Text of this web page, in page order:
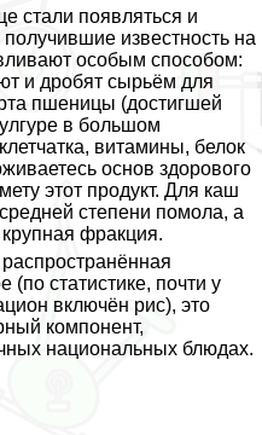
стали появляться и
известность на
особым способом:
и дробят сырьём для
пшеницы (достигшей
в большом
витамины, белок
основ здорового
этот продукт. Для каш
степени помола, а
фpaкция.
(по статистике, почти у
включён рис), это
компонент,
национальных блюдах.